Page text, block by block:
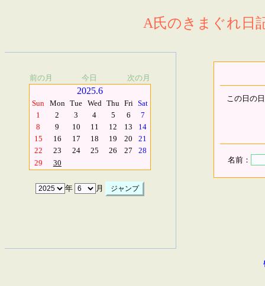
A氏のきまぐれ日
前の月 今日 次の月
2025.6
Sun Mon Tue Wed Thu Fri Sat
1
2 3 4 5 6
7
8
9 10 11 12 13
14
15
16 17 18 19 20
21
22
23 24 25 26 27
28
29
30
年 月
この日の
名前：